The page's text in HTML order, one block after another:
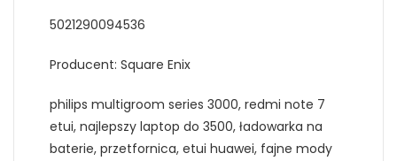
5021290094536
Producent: Square Enix
philips multigroom series 3000, redmi note 7
etui, najlepszy laptop do 3500, ładowarka na
baterie, przetfornica, etui huawei, fajne mody